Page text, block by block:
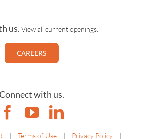
us. View all current openings.
CAREERS
Connect with us.
| Terms of Use | Privacy Policy |